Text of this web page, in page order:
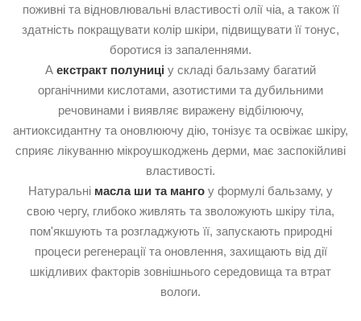
поживні та відновлювальні властивості олії чіа, а також її
здатність покращувати колір шкіри, підвищувати її тонус,
боротися із запаленнями.
А екстракт полуниці у складі бальзаму багатий
органічними кислотами, азотистими та дубильними
речовинами і виявляє виражену відбілюючу,
антиоксидантну та оновлюючу дію, тонізує та освіжає шкіру,
сприяє лікуванню мікроушкоджень дерми, має заспокійливі
властивості.
Натуральні масла ши та манго у формулі бальзаму, у
свою чергу, глибоко живлять та зволожують шкіру тіла,
пом'якшують та розгладжують її, запускають природні
процеси регенерації та оновлення, захищають від дії
шкідливих факторів зовнішнього середовища та втрат
вологи.